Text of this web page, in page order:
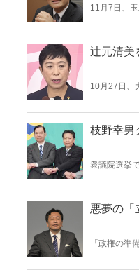
11月7日、
ことに気づ
（※肩書等
辻元清美
10月27日、
て、辻元清
枝野幸男
衆議院選挙
を取ったら
悪夢の「
「政権の準
が、実態は